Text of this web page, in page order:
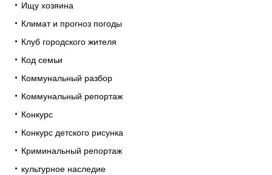
Ищу хозяина
Климат и прогноз погоды
Клуб городского жителя
Код семьи
Коммунальный разбор
Коммунальный репортаж
Конкурс
Конкурс детского рисунка
Криминальный репортаж
культурное наследие